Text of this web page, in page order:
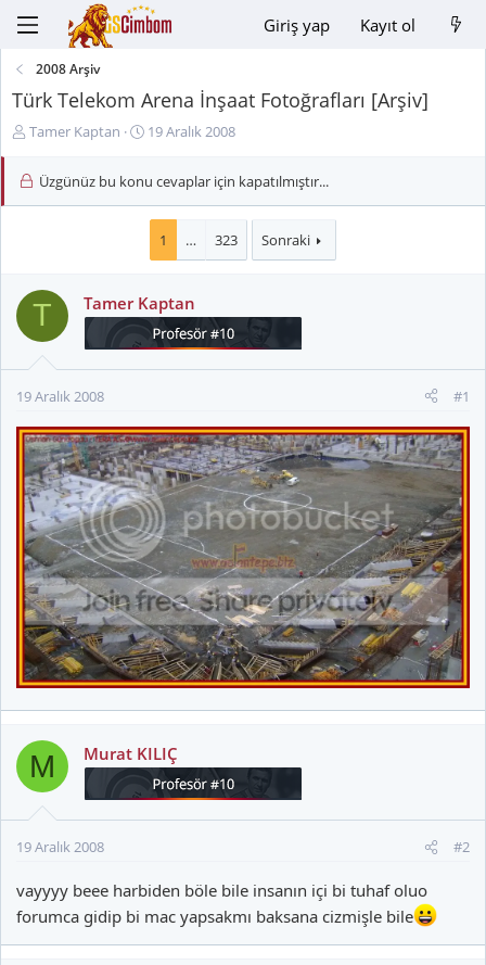
Giriş yap Kayıt ol
2008 Arşiv
Türk Telekom Arena İnşaat Fotoğrafları [Arşiv]
K
n
ş
a
a
Tamer Kaptan
B
a
g
ç
t
a
r
i
19 Aralık 2008
Üzgünüz bu konu cevaplar için kapatılmıştır...
1 … 323 Sonraki
T Tamer Kaptan
19 Aralık 2008 #1
M Murat KILIÇ
19 Aralık 2008 #2
vayyyy beee harbiden böle bile insanın içi bi tuhaf oluo
forumca gidip bi mac yapsakmı baksana cizmişle bile